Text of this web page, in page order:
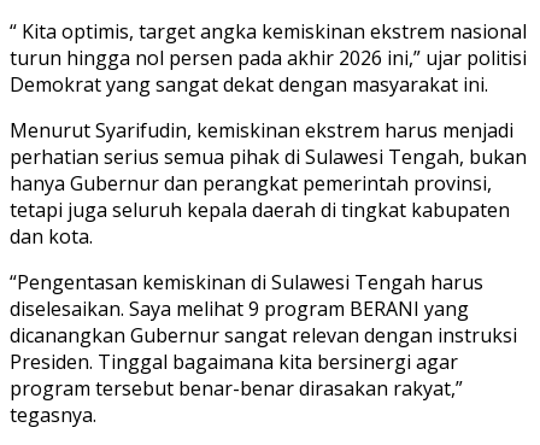
“ Kita optimis, target angka kemiskinan ekstrem nasional
turun hingga nol persen pada akhir 2026 ini,” ujar politisi
Demokrat yang sangat dekat dengan masyarakat ini.
Menurut Syarifudin, kemiskinan ekstrem harus menjadi
perhatian serius semua pihak di Sulawesi Tengah, bukan
hanya Gubernur dan perangkat pemerintah provinsi,
tetapi juga seluruh kepala daerah di tingkat kabupaten
dan kota.
“Pengentasan kemiskinan di Sulawesi Tengah harus
diselesaikan. Saya melihat 9 program BERANI yang
dicanangkan Gubernur sangat relevan dengan instruksi
Presiden. Tinggal bagaimana kita bersinergi agar
program tersebut benar-benar dirasakan rakyat,”
tegasnya.